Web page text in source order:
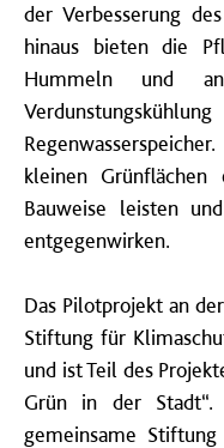
der Verbesserung
hinaus bieten die
Hummeln und
kleinen
Bauweise leisten
entgegenwirken.
Das Pilotprojekt an
Stiftung für
und ist Teil des
Grün in der
gemeinsame